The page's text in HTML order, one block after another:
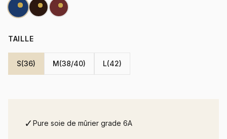
TAILLE
S(36) M(38/40) L(42)
✓Pure soie de mûrier grade 6A